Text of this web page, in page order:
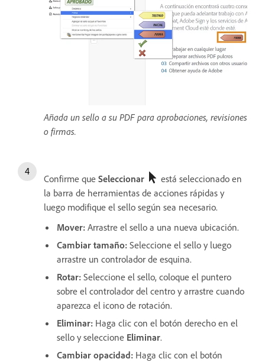
Añada un sello a su PDF para aprobaciones, revisiones
o firmas.
Confirme que Seleccionar
está seleccionado en
la barra de herramientas de acciones rápidas y
luego modifique el sello según sea necesario.
Mover: Arrastre el sello a una nueva ubicación.
Cambiar tamaño: Seleccione el sello y luego
arrastre un controlador de esquina.
Rotar: Seleccione el sello, coloque el puntero
sobre el controlador del centro y arrastre cuando
aparezca el icono de rotación.
Eliminar: Haga clic con el botón derecho en el
sello y seleccione Eliminar.
Cambiar opacidad: Haga clic con el botón